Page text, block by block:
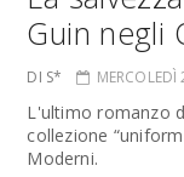
Guin negli
DI S*
L'ultimo romanzo
collezione
Moderni.